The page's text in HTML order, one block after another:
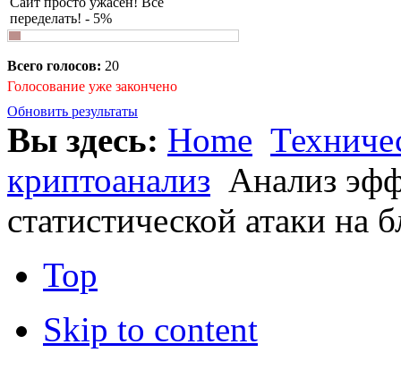
переделать! - 5%
Всего голосов: 20
Голосование уже закончено
Обновить результаты
Вы здесь: Home
криптоанализ Анализ
статистической атаки
Top
Skip to content